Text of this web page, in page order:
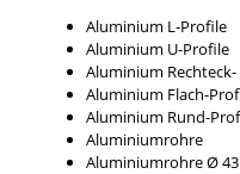
Aluminium L-Profile
Aluminium U-Profile
Aluminium
Aluminium Flach-
Aluminium Rund-
Aluminiumrohre
Aluminiumrohre Ø